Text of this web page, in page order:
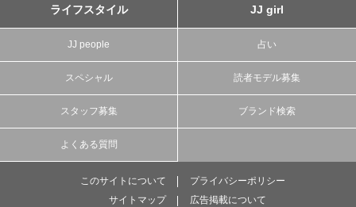
ライフスタイル JJ girl
JJ people 占い
スペシャル 読者モデル募集
スタッフ募集 ブランド検索
よくある質問
このサイトについて
プライバシーポリシー
サイトマップ
広告掲載について